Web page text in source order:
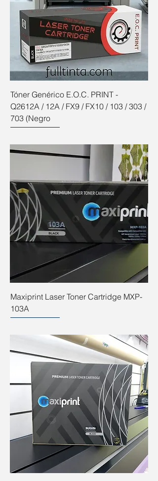
Tóner Genérico E.O.C. PRINT -
Q2612A / 12A / FX9 / FX10 / 103 / 303 /
703 (Negro
Maxiprint Laser Toner Cartridge MXP-
103A